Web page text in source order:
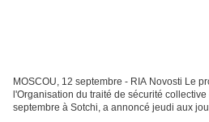
MOSCOU, 12 septembre - RIA Novosti Le
l'Organisation du traité de sécurité
septembre à Sotchi, a annoncé jeudi aux